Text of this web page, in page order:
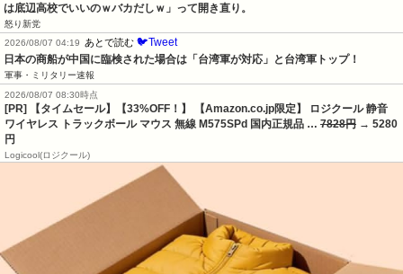
は底辺高校でいいのｗバカだしｗ」って開き直り。
怒り新党
2026/08/07 04:19 あとで読む 🐦Tweet
日本の商船が中国に臨検された場合は「台湾軍が対応」と台湾軍トップ！
軍事・ミリタリー速報
2026/08/07 08:30時点
[PR] 【タイムセール】【33%OFF！】 【Amazon.co.jp限定】 ロジクール 静音
ワイヤレス トラックボール マウス 無線 M575SPd 国内正規品 … 7828円 → 5280
円
Logicool(ロジクール)